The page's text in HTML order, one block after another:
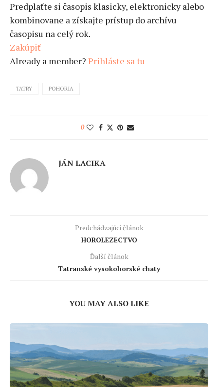
Predplaťte si časopis klasicky, elektronicky alebo
kombinovane a získajte prístup do archívu
časopisu na celý rok.
Zakúpiť
Already a member? Prihláste sa tu
TATRY POHORIA
0
JÁN LACIKA
Predchádzajúci článok
HOROLEZECTVO
Ďalší článok
Tatranské vysokohorské chaty
YOU MAY ALSO LIKE